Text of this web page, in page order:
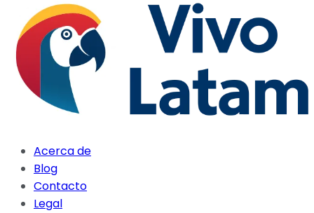
Acerca de
Blog
Contacto
Legal